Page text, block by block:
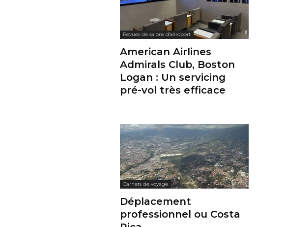
Revues de salons d'aéroport
American Airlines
Admirals Club, Boston
Logan : Un servicing
pré-vol très efficace
Carnets de voyage
Déplacement
professionnel ou Costa